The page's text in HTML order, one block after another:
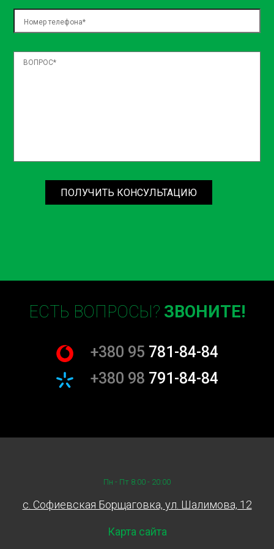
ПОЛУЧИТЬ КОНСУЛЬТАЦИЮ
ЕСТЬ ВОПРОСЫ? ЗВОНИТЕ!
+380 95 781-84-84
+380 98 791-84-84
Пн - Пт 8:00 - 20:00
c. Софиевская Борщаговка, ул. Шалимова, 12
Карта сайта